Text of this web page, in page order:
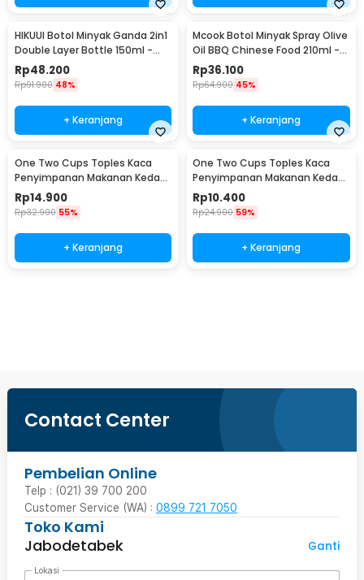
HIKUUI Botol Minyak Ganda 2in1
Double Layer Bottle 150ml -
HI150
Rp48.200
Rp91.900 48%
+ Keranjang
Mcook Botol Minyak Spray Olive
Oil BBQ Chinese Food 210ml -
M2194
Rp36.100
Rp64.900 45%
+ Keranjang
One Two Cups Toples Kaca
Penyimpanan Makanan Kedap
Udara Glass Jar 410ml - GH1270
Rp14.900
Rp32.900 55%
+ Keranjang
One Two Cups Toples Kaca
Penyimpanan Makanan Kedap
Udara Glass Jar 280ml -
GH1270
Rp10.400
Rp24.900 59%
+ Keranjang
Contact Center
Pembelian Online
Telp : (021) 39 700 200
Customer Service (WA) : 0899 721 7050
Toko Kami
Jabodetabek
Ganti
Lokasi